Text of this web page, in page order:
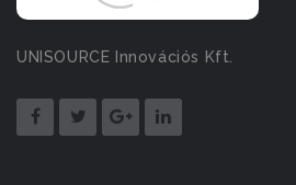
UNISOURCE Innovációs Kft.